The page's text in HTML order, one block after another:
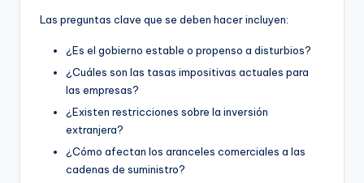
Las preguntas clave que se deben hacer incluyen:
¿Es el gobierno estable o propenso a disturbios?
¿Cuáles son las tasas impositivas actuales para
las empresas?
¿Existen restricciones sobre la inversión
extranjera?
¿Cómo afectan los aranceles comerciales a las
cadenas de suministro?